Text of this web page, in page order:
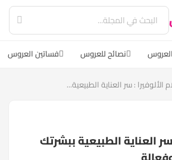
نصائح للعروس فساتين العروس
الألوفيرا : سر العناية الطبيعية...
العناية الطبيعية ببشرتك